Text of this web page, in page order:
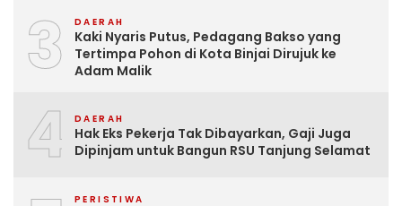
3 DAERAH
Kaki Nyaris Putus, Pedagang Bakso yang
Tertimpa Pohon di Kota Binjai Dirujuk ke
Adam Malik
4 DAERAH
Hak Eks Pekerja Tak Dibayarkan, Gaji Juga
Dipinjam untuk Bangun RSU Tanjung Selamat
PERISTIWA